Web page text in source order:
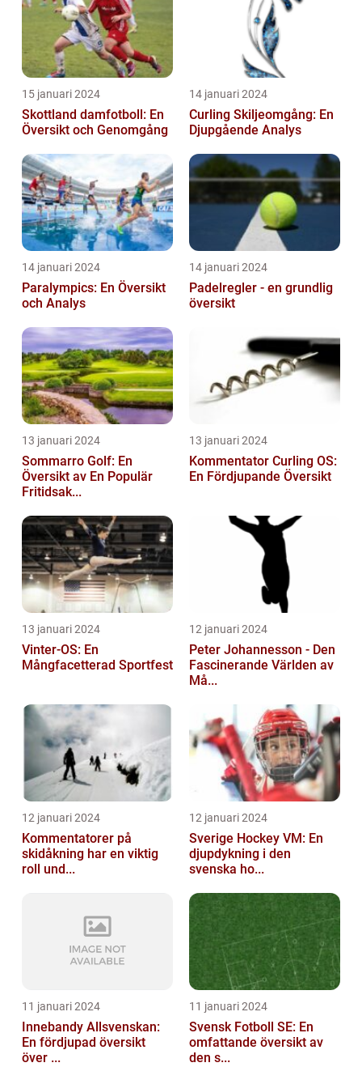
15 januari 2024
Skottland damfotboll: En
Översikt och Genomgång
14 januari 2024
Curling Skiljeomgång: En
Djupgående Analys
14 januari 2024
Paralympics: En Översikt
och Analys
14 januari 2024
Padelregler - en grundlig
översikt
13 januari 2024
Sommarro Golf: En
Översikt av En Populär
Fritidsak...
13 januari 2024
Kommentator Curling OS:
En Fördjupande Översikt
13 januari 2024
Vinter-OS: En
Mångfacetterad Sportfest
12 januari 2024
Peter Johannesson - Den
Fascinerande Världen av
Må...
12 januari 2024
Kommentatorer på
skidåkning har en viktig
roll und...
12 januari 2024
Sverige Hockey VM: En
djupdykning i den
svenska ho...
11 januari 2024
Innebandy Allsvenskan:
En fördjupad översikt
över ...
11 januari 2024
Svensk Fotboll SE: En
omfattande översikt av
den s...